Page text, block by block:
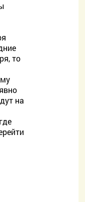
то
на